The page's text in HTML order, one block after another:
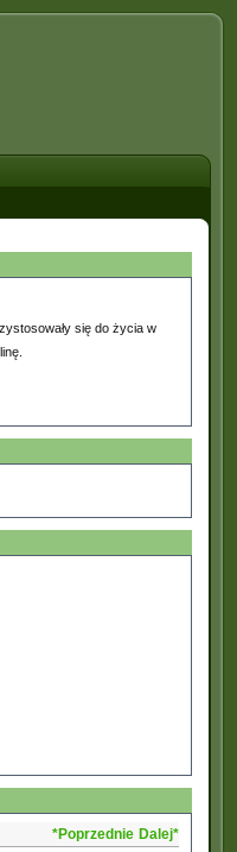
się do życia w
*Poprzednie Dalej*